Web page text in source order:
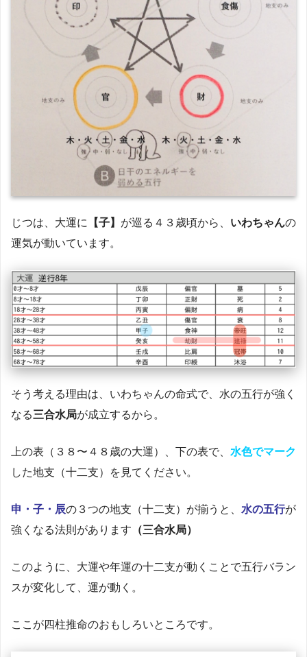
じつは、大運に 【子】 が巡る４３歳頃から、 いわちゃんの
運気が動いています。
そう考える理由は、いわちゃんの命式で、水の五行が強く
なる三合水局が成立するから。
上の表（３８〜４８歳の大運）、下の表で、 水色でマーク
した地支（十二支）を見てください。
申・子・辰の３つの地支（十二支）が揃うと、 水の五行が
強くなる法則があります （三合水局）
このように、大運や年運の十二支が動くことで五行バラン
スが変化して、運が動く。
ここが四柱推命のおもしろいところです。